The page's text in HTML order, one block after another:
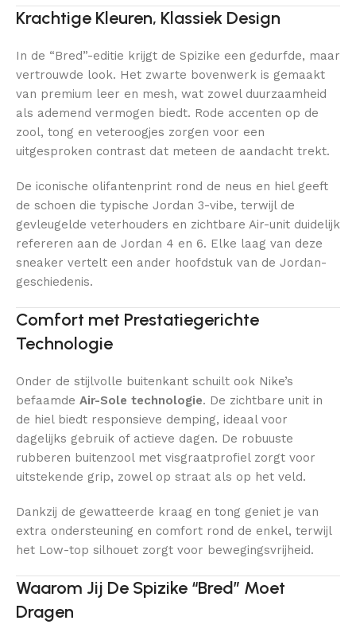
Krachtige Kleuren, Klassiek Design
In de “Bred”-editie krijgt de Spizike een gedurfde, maar
vertrouwde look. Het zwarte bovenwerk is gemaakt
van premium leer en mesh, wat zowel duurzaamheid
als ademend vermogen biedt. Rode accenten op de
zool, tong en veteroogjes zorgen voor een
uitgesproken contrast dat meteen de aandacht trekt.
De iconische olifantenprint rond de neus en hiel geeft
de schoen die typische Jordan 3-vibe, terwijl de
gevleugelde veterhouders en zichtbare Air-unit duidelijk
refereren aan de Jordan 4 en 6. Elke laag van deze
sneaker vertelt een ander hoofdstuk van de Jordan-
geschiedenis.
Comfort met Prestatiegerichte
Technologie
Onder de stijlvolle buitenkant schuilt ook Nike’s
befaamde Air-Sole technologie. De zichtbare unit in
de hiel biedt responsieve demping, ideaal voor
dagelijks gebruik of actieve dagen. De robuuste
rubberen buitenzool met visgraatprofiel zorgt voor
uitstekende grip, zowel op straat als op het veld.
Dankzij de gewatteerde kraag en tong geniet je van
extra ondersteuning en comfort rond de enkel, terwijl
het Low-top silhouet zorgt voor bewegingsvrijheid.
Waarom Jij De Spizike “Bred” Moet
Dragen